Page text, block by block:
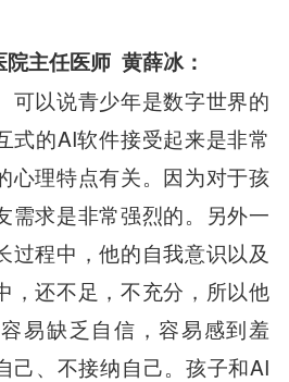
院主任医师 黄薛冰：
以说青少年是数字世界的
式的AI软件接受起来是非常
心理特点有关。因为对于孩
需求是非常强烈的。另外一
过程中，他的自我意识以及
，还不足，不充分，所以他
易缺乏自信，容易感到羞
己、不接纳自己。孩子和AI